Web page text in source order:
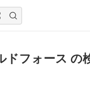
フォース の